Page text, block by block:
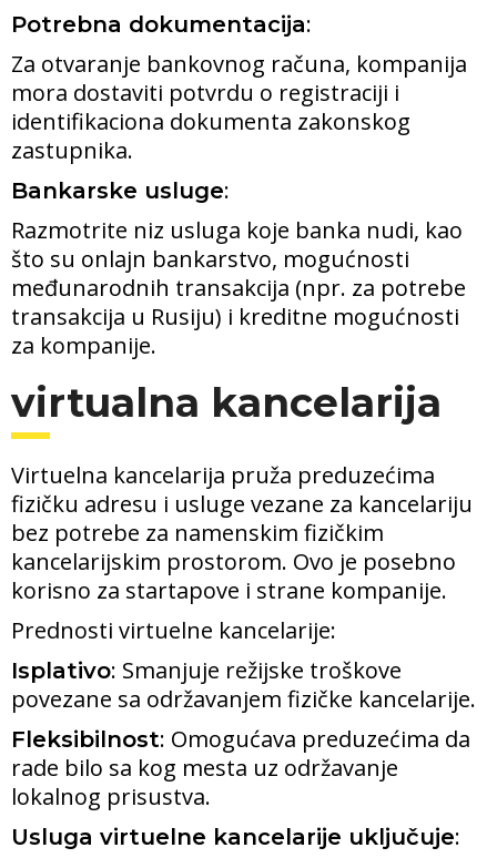
Potrebna dokumentacija:
Za otvaranje bankovnog računa, kompanija
mora dostaviti potvrdu o registraciji i
identifikaciona dokumenta zakonskog
zastupnika.
Bankarske usluge:
Razmotrite niz usluga koje banka nudi, kao
što su onlajn bankarstvo, mogućnosti
međunarodnih transakcija (npr. za potrebe
transakcija u Rusiju) i kreditne mogućnosti
za kompanije.
virtualna kancelarija
Virtuelna kancelarija pruža preduzećima
fizičku adresu i usluge vezane za kancelariju
bez potrebe za namenskim fizičkim
kancelarijskim prostorom. Ovo je posebno
korisno za startapove i strane kompanije.
Prednosti virtuelne kancelarije:
Isplativo: Smanjuje režijske troškove
povezane sa održavanjem fizičke kancelarije.
Fleksibilnost: Omogućava preduzećima da
rade bilo sa kog mesta uz održavanje
lokalnog prisustva.
Usluga virtuelne kancelarije uključuje: